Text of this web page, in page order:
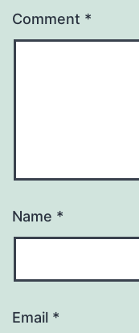
Comment *
Name *
Email *